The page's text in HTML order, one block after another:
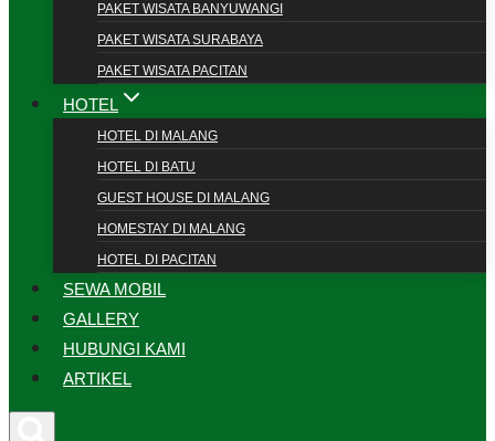
PAKET WISATA BANYUWANGI
PAKET WISATA SURABAYA
PAKET WISATA PACITAN
HOTEL
HOTEL DI MALANG
HOTEL DI BATU
GUEST HOUSE DI MALANG
HOMESTAY DI MALANG
HOTEL DI PACITAN
SEWA MOBIL
GALLERY
HUBUNGI KAMI
ARTIKEL